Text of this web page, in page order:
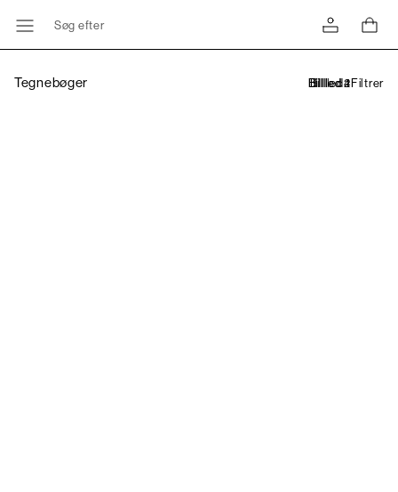
Søg efter
Tegnebøger Filtrer